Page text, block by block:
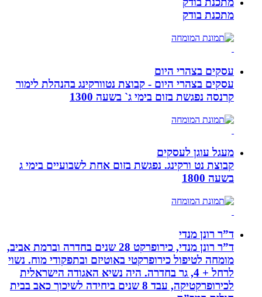
מתכנת בודק
עסקים בצהרי היום
עסקים בצהרי היום - קבוצת נטוורקינג בהנהלת לימור
קרנסה נפגשת בזום בימי ג` בשעה 1300
מעגל עוגן לעסקים
קבוצת נט ורקינג. נפגשת בזום אחת לשבועיים בימי ג
בשעה 1800
ד”ר רונן מנדי
ד”ר רונן מנדי, כירופרקט 28 שנים בחדרה וברמת אביב,
מומחה לטיפול כירופרקטי באוטיזם ובתפקודי מוח. נשוי
לרחל + 4, גר בחדרה. היה נשיא האגודה הישראלית
לכירופרקטיקה, עבד 8 שנים ביחידה לשיכוך כאב בבית